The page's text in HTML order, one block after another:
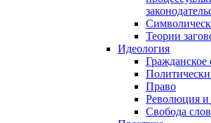
Теории
Идеология
Гражданское
Право
Революция и
Свобода